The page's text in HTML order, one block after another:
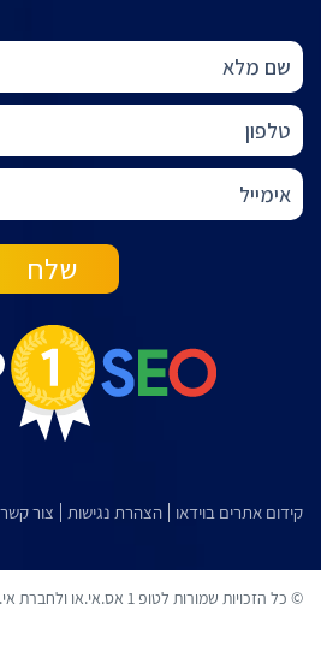
קידום אתרים בוידאו הצהרת נגישות צור קשר
© כל הזכויות שמורות לטופ 1 אס.אי.או ולחברת אי.קיי.דיזיין - בניית אתרים